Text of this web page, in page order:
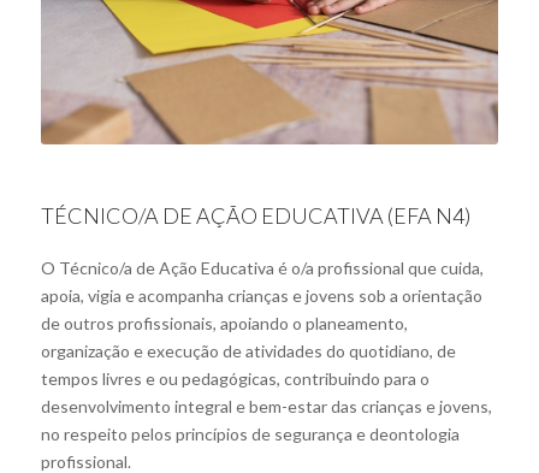
TÉCNICO/A DE AÇÃO EDUCATIVA (EFA N4)
O Técnico/a de Ação Educativa é o/a profissional quecuida,
apoia, vigia e acompanha crianças e jovens sob a orientação
de outros profissionais, apoiando o planeamento,
organização e execução de atividades do quotidiano, de
tempos livres e ou pedagógicas, contribuindo para o
desenvolvimento integral e bem-estar das crianças e jovens,
no respeito pelos princípios de segurança e deontologia
profissional.